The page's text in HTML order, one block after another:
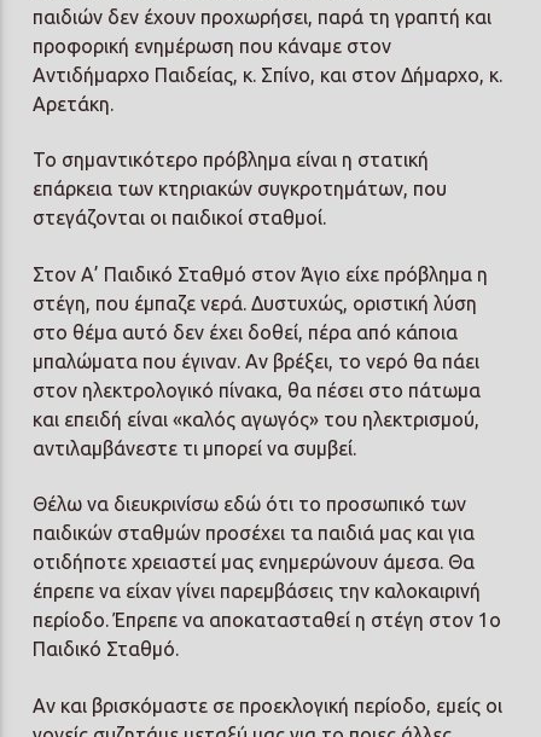
παιδιών δεν έχουν προχωρήσει, παρά τη γραπτή και
προφορική ενημέρωση που κάναμε στον
Αντιδήμαρχο Παιδείας, κ. Σπίνο, και στον Δήμαρχο, κ.
Αρετάκη.
Το σημαντικότερο πρόβλημα είναι η στατική
επάρκεια των κτηριακών συγκροτημάτων, που
στεγάζονται οι παιδικοί σταθμοί.
Στον Α’ Παιδικό Σταθμό στον Άγιο είχε πρόβλημα η
στέγη, που έμπαζε νερά. Δυστυχώς, οριστική λύση
στο θέμα αυτό δεν έχει δοθεί, πέρα από κάποια
μπαλώματα που έγιναν. Αν βρέξει, το νερό θα πάει
στον ηλεκτρολογικό πίνακα, θα πέσει στο πάτωμα
και επειδή είναι «καλός αγωγός» του ηλεκτρισμού,
αντιλαμβάνεστε τι μπορεί να συμβεί.
Θέλω να διευκρινίσω εδώ ότι το προσωπικό των
παιδικών σταθμών προσέχει τα παιδιά μας και για
οτιδήποτε χρειαστεί μας ενημερώνουν άμεσα. Θα
έπρεπε να είχαν γίνει παρεμβάσεις την καλοκαιρινή
περίοδο. Έπρεπε να αποκατασταθεί η στέγη στον 1ο
Παιδικό Σταθμό.
Αν και βρισκόμαστε σε προεκλογική περίοδο, εμείς οι